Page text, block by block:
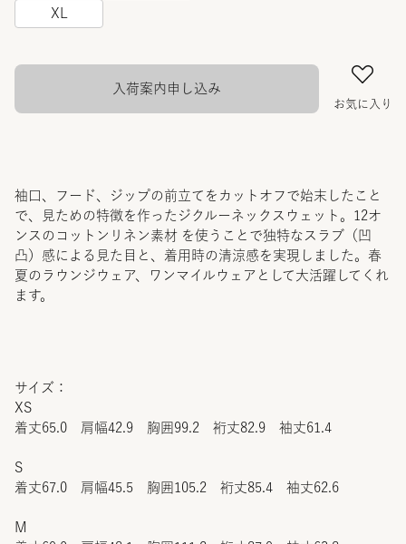
XL
お気に入り
入荷案内申し込み
袖口、フード、ジップの前立てをカットオフで始末したこと
で、見ための特徴を作ったジクルーネックスウェット。12オ
ンスのコットンリネン素材 を使うことで独特なスラブ（凹
凸）感による見た目と、着用時の清涼感を実現しました。春
夏のラウンジウェア、ワンマイルウェアとして大活躍してくれ
ます。
サイズ：
XS
着丈65.0 肩幅42.9 胸囲99.2 裄丈82.9 袖丈61.4
S
着丈67.0 肩幅45.5 胸囲105.2 裄丈85.4 袖丈62.6
M